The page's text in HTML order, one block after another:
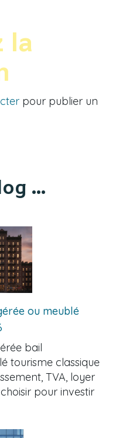
la
pour publier un
...
ou meublé
bail
tourisme classique
TVA, loyer
pour investir